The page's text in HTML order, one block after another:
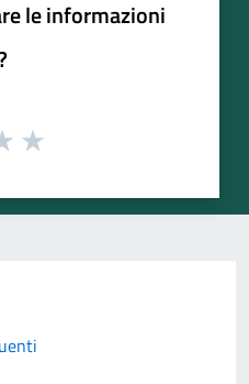
le informazioni